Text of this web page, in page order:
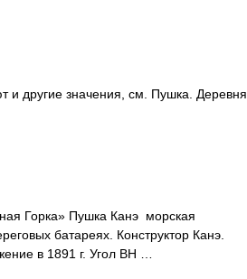
и другие значения, см. Пушка. Деревня
Горка» Пушка Канэ морская
батареях. Конструктор Канэ.
в 1891 г. Угол ВН …